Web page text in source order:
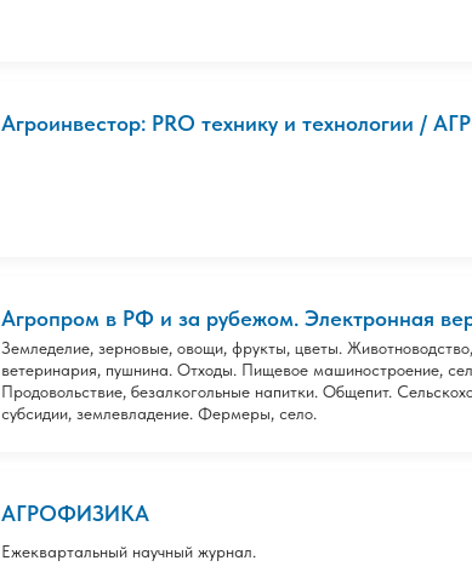
Агроинвестор: PRO технику и технологии
Агропром в РФ и за рубежом. Электронная
Земледелие, зерновые, овощи, фрукты, цветы. Животноводство,
ветеринария, пушнина. Отходы. Пищевое машиностроение,
Продовольствие, безалкогольные напитки. Общепит.
субсидии, землевладение. Фермеры, село.
АГРОФИЗИКА
Ежеквартальный научный журнал.